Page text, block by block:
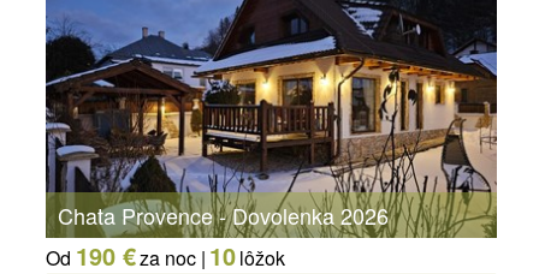
Chata Provence - Dovolenka 2026
Od 190 €za noc | 10lôžok